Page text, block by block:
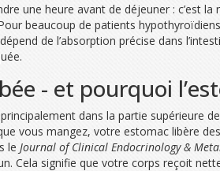
une heure avant de déjeuner : c’est
beaucoup de patients
de l’absorption précise dans
- et pourquoi
dans la partie supérieure
vous mangez, votre estomac libère
le Journal of Clinical Endocrinology &
Cela signifie que votre corps reçoit